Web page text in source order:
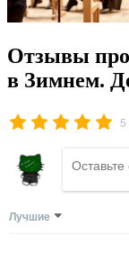
Отзывы про
в Зимнем.
5
Лучшие